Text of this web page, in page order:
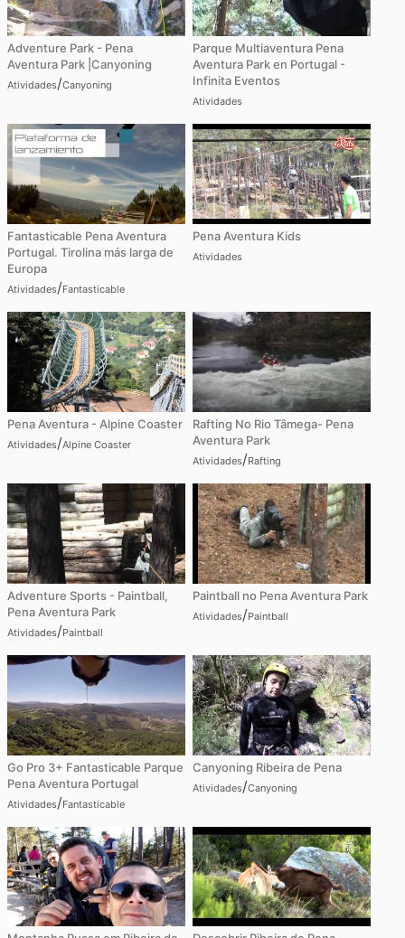
Adventure Park - Pena
Aventura Park |Canyoning
Atividades/Canyoning
Parque Multiaventura Pena
Aventura Park en Portugal -
Infinita Eventos
Atividades
Fantasticable Pena Aventura
Portugal. Tirolina más larga de
Europa
Atividades/Fantasticable
Pena Aventura Kids
Atividades
Pena Aventura - Alpine Coaster
Atividades/Alpine Coaster
Rafting No Rio Tâmega- Pena
Aventura Park
Atividades/Rafting
Adventure Sports - Paintball,
Pena Aventura Park
Atividades/Paintball
Paintball no Pena Aventura Park
Atividades/Paintball
Go Pro 3+ Fantasticable Parque
Pena Aventura Portugal
Atividades/Fantasticable
Canyoning Ribeira de Pena
Atividades/Canyoning